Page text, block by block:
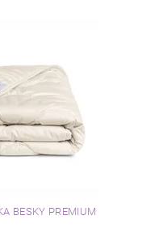
BESKY PREMIUM